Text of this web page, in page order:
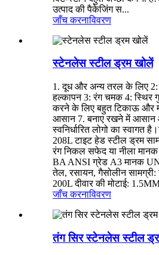
उत्पाद की पैकेजिंग स...
जाँच करनाविवरण
स्टेनलेस स्टील ड्रम खोलें
1. दूध और अन्य तरल के लिए
हल्कापन 3: रंग चमक 4: स्थिर
करने के लिए बहुत टिकाऊ और
आसान 7. बनाए रखने में
स्वनिर्धारित लोगो का स्वागत
208L टाइट हेड स्टील ड्रम
रंग निकल सफेद या नीला
BA ANSI ग्रेड A3 मानक
तेल, रसायन, गैसोलीन
200L दीवार की मोटाई:
जाँच करनाविवरण
तंग सिर स्टेनलेस स्टील